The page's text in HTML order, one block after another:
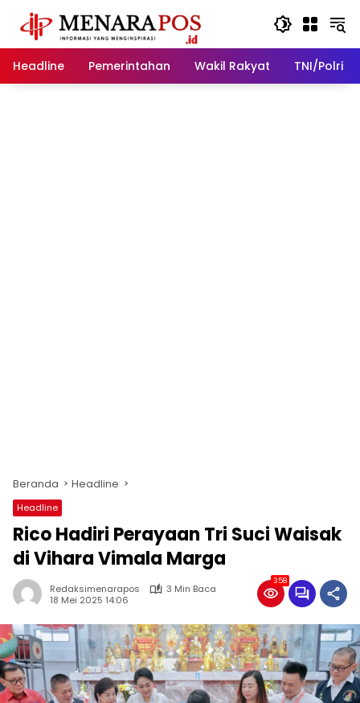
konten
Headline
Pemerintahan Wakil Rakyat TNI/Polri
Beranda Headline
Headline
Rico Hadiri Perayaan Tri Suci Waisak
di Vihara Vimala Marga
Redaksimenarapos
3 Min Baca
18 Mei 2025 14:06
358